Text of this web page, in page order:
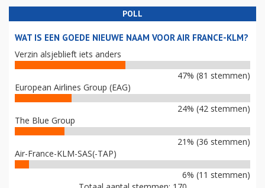
POLL
WAT IS EEN GOEDE NIEUWE NAAM VOOR AIR FRANCE-KLM?
Verzin alsjeblieft iets anders
47% (81 stemmen)
European Airlines Group (EAG)
24% (42 stemmen)
The Blue Group
21% (36 stemmen)
Air-France-KLM-SAS(-TAP)
6% (11 stemmen)